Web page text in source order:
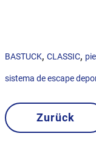
BASTUCK, CLASSIC,
sistema de escape
Zurück